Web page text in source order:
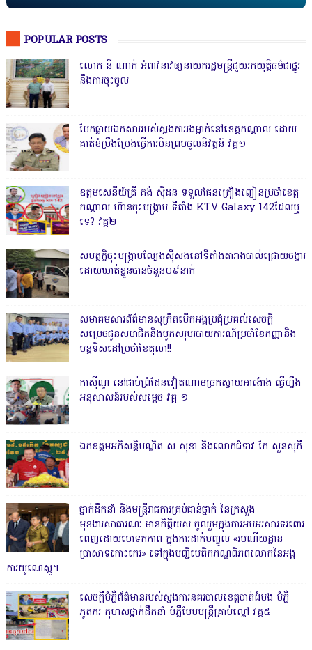
POPULAR POSTS
លោក នី ណាក់ អំពាវនាវឲ្យនាយករដ្ឋមន្ត្រីជួយរកយុត្តិធម៌ជាថ្នូរ
នឹងការចុះចូល
បែកធ្លាយឯកសាររបស់ស្នងការរងម្នាក់នៅខេត្តកណ្ដាល ដោយ
គាត់ខំប្រឹងប្រែងធ្វើការមិនព្រមចូលនិវត្តន៍ វគ្គ១
ឧត្តមសេនីយ៍ត្រី គង់ ស៊ីដន ទទួលផែនគ្រឿងញៀនប្រចាំខេត្ត
កណ្តាល ហ៊ានចុះបង្ក្រាប ទីតាំង KTV Galaxy 142ដែលឬ
ទេ? វគ្គ២
សមត្ថកិ្ចចុះបង្ក្រាបល្បែងស៊ីសងនៅទីតាំងតារាងបាល់ជ្រោយចង្វារ
ដោយឃាត់ខ្លួនបានចំនួន០៩នាក់
សមាគមសារព័ត៌មានសុក្រឹតបើកអង្គប្រជុំប្រគល់សេចក្តី
សម្រេចជូនសមាជិកនិងបូកសរុបរបាយការណ៍ប្រចាំខែកញ្ញានិង
បន្តទិសដៅប្រចាំខែតុលា!!
កាសុីណូ នៅជាប់ព្រំដែនវៀតណាមច្រកស្វាយអាង៉ោង ធ្វើហ្នឹង
អនុសាសន៍របស់សម្ដេច វគ្គ ១
ឯកឧត្តមអភិសន្តិបណ្ឌិត ស សុខា និងលោកជំទាវ កែ សួនសុភី
ថ្នាក់ដឹកនាំ និងមន្ត្រីរាជការគ្រប់ជាន់ថ្នាក់ នៃក្រសួង
មុខងារសាធារណៈ មានកិត្តិយស ចូលរួមក្នុងការអបអរសារទរពោរ
ពេញដោយមោទកភាព ក្នុងការដាក់បញ្ចូល «រមណីយដ្ឋាន
ប្រាសាទកោះកេរ» ទៅក្នុងបញ្ជីបេតិកភណ្ឌពិភពលោកនៃអង្គ
ការយូណេស្កូ។
សេចក្តីបំភ្លឺព័ត៌មានរបស់ស្នងការនគរបាលខេត្តបាត់ដំបង បំភ្លឺ
ភូតភរ កុហសថ្នាក់ដឹកនាំ បំភ្លឺបែបបន្ត្រីគ្រាប់ល្ពៅ វគ្គ៥